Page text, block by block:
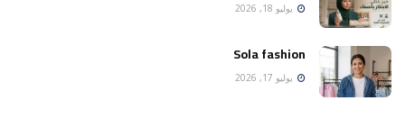
يوليو 18, 2026
Sola fashion
يوليو 17, 2026